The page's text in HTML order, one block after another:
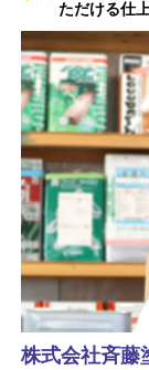
ただける仕
株式会社斉藤